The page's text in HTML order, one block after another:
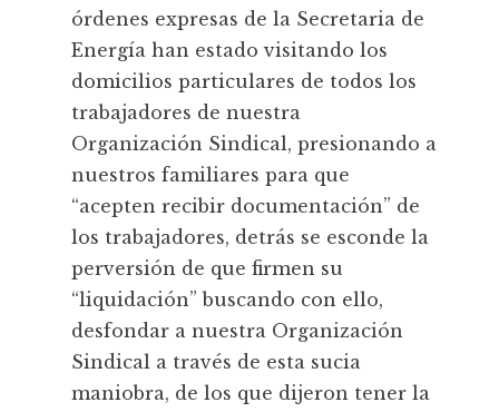
órdenes expresas de la Secretaria de
Energía han estado visitando los
domicilios particulares de todos los
trabajadores de nuestra
Organización Sindical, presionando a
nuestros familiares para que
“acepten recibir documentación” de
los trabajadores, detrás se esconde la
perversión de que firmen su
“liquidación” buscando con ello,
desfondar a nuestra Organización
Sindical a través de esta sucia
maniobra, de los que dijeron tener la